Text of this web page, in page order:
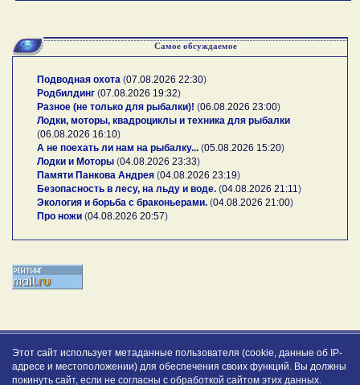
Самое обсуждаемое
Подводная охота (07.08.2026 22:30)
Родбилдинг (07.08.2026 19:32)
Разное (не только для рыбалки)! (06.08.2026 23:00)
Лодки, моторы, квадроциклы и техника для рыбалки
(06.08.2026 16:10)
А не поехать ли нам на рыбалку... (05.08.2026 15:20)
Лодки и Моторы (04.08.2026 23:33)
Памяти Панкова Андрея (04.08.2026 23:19)
Безопасность в лесу, на льду и воде. (04.08.2026 21:11 )
Экология и борьба с браконьерами. (04.08.2026 21:00)
Про ножи (04.08.2026 20:57)
Этот сайт использует метаданные пользователя (cookie, данные об IP-
адресе и местоположении) для обеспечения своих функций. Вы должны
покинуть сайт, если не согласны с обработкой сайтом этих данных.